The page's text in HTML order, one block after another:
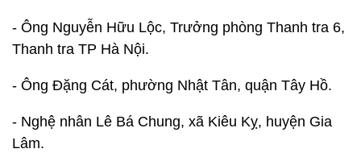
- Ông Nguyễn Hữu Lộc, Trưởng phòng Thanh tra 6,
Thanh tra TP Hà Nội.
- Ông Đặng Cát, phường Nhật Tân, quận Tây Hồ.
- Nghệ nhân Lê Bá Chung, xã Kiêu Kỵ, huyện Gia
Lâm.